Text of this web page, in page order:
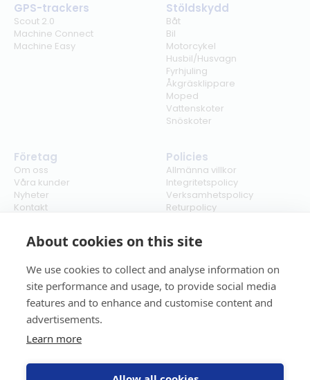
About cookies on this site
We use cookies to collect and analyse information on
site performance and usage, to provide social media
features and to enhance and customise content and
advertisements.
Learn more
GPS-trackers
Scout 2.0
Machine Connect
Machine Easy
Stöldskydd
Båt
Bil
Motorcykel
Husbil/Husvagn
Fyrhjuling
Åkgräsklippare
Moped
Vattenskoter
Snöskoter
Företag
Om oss
Våra kunder
Nyheter
Kontakt
Policies
Allmänna villkor
Integritetspolicy
Verksamhetspolicy
Returpolicy
Cookies